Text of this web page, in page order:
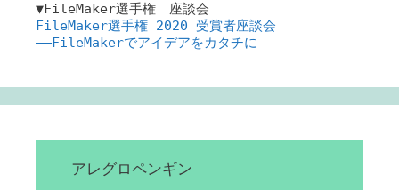
▼FileMaker選手権 座談会
FileMaker選手権 2020 受賞者座談会
――FileMakerでアイデアをカタチに
アレグロペンギン